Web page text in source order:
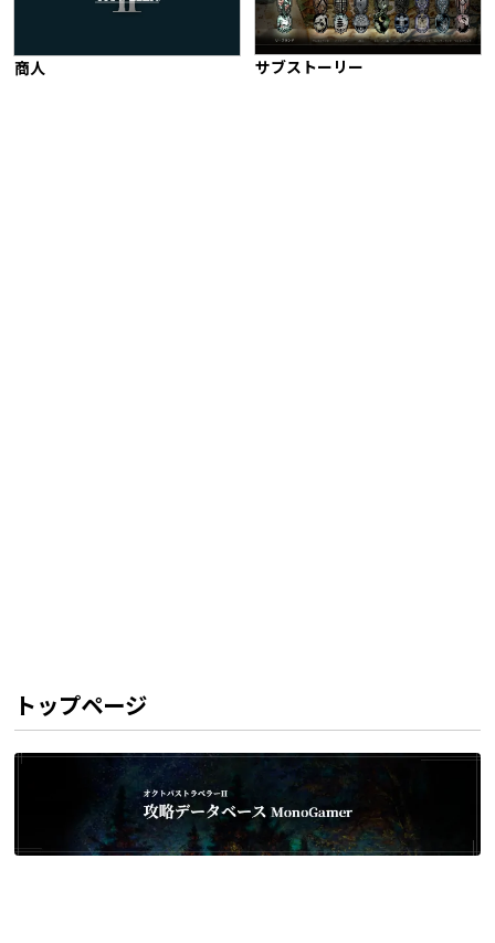
商人 サブストーリー
トップページ